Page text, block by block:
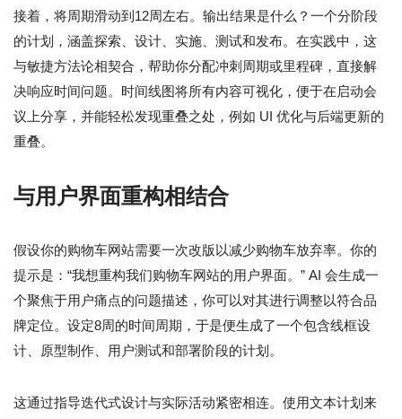
接着，将周期滑动到12周左右。输出结果是什么？一个分阶段
的计划，涵盖探索、设计、实施、测试和发布。在实践中，这
与敏捷方法论相契合，帮助你分配冲刺周期或里程碑，直接解
决响应时间问题。时间线图将所有内容可视化，便于在启动会
议上分享，并能轻松发现重叠之处，例如 UI 优化与后端更新的
重叠。
与用户界面重构相结合
假设你的购物车网站需要一次改版以减少购物车放弃率。你的
提示是：“我想重构我们购物车网站的用户界面。” AI 会生成一
个聚焦于用户痛点的问题描述，你可以对其进行调整以符合品
牌定位。设定8周的时间周期，于是便生成了一个包含线框设
计、原型制作、用户测试和部署阶段的计划。
这通过指导迭代式设计与实际活动紧密相连。使用文本计划来